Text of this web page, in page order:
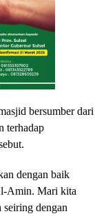
bersumber dari
terhadap
dengan baik
Amin. Mari kita
seiring dengan